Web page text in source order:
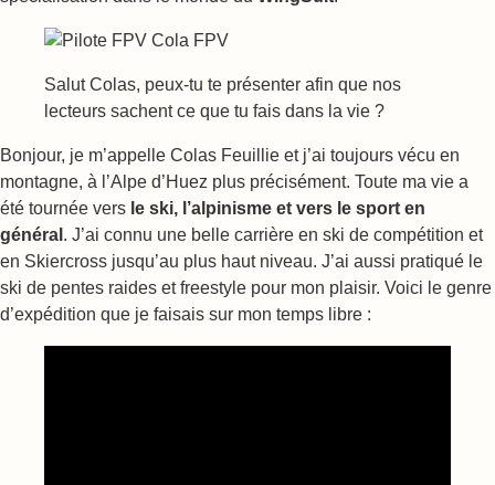
Salut Colas, peux-tu te présenter afin que nos
lecteurs sachent ce que tu fais dans la vie ?
Bonjour, je m’appelle Colas Feuillie et j’ai toujours vécu en
montagne, à l’Alpe d’Huez plus précisément. Toute ma vie a
été tournée vers le ski, l’alpinisme et vers le sport en
général . J’ai connu une belle carrière en ski de compétition et
en Skiercross jusqu’au plus haut niveau. J’ai aussi pratiqué le
ski de pentes raides et freestyle pour mon plaisir. Voici le genre
d’expédition que je faisais sur mon temps libre :